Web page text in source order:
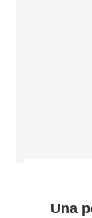
Una